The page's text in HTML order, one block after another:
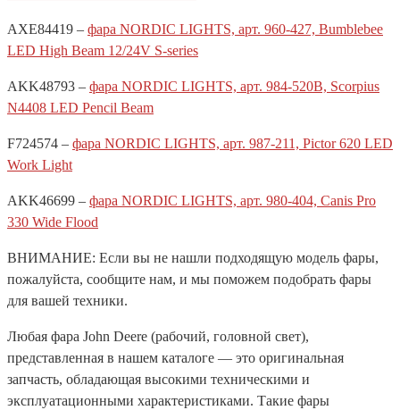
AXE84419 – фара NORDIC LIGHTS, арт. 960-427, Bumblebee
LED High Beam 12/24V S-series
AKK48793 – фара NORDIC LIGHTS, арт. 984-520B, Scorpius
N4408 LED Pencil Beam
F724574 – фара NORDIC LIGHTS, арт. 987-211, Pictor 620 LED
Work Light
AKK46699 – фара NORDIC LIGHTS, арт. 980-404, Canis Pro
330 Wide Flood
ВНИМАНИЕ: Если вы не нашли подходящую модель фары,
пожалуйста, сообщите нам, и мы поможем подобрать фары
для вашей техники.
Любая фара John Deere (рабочий, головной свет),
представленная в нашем каталоге — это оригинальная
запчасть, обладающая высокими техническими и
эксплуатационными характеристиками. Такие фары